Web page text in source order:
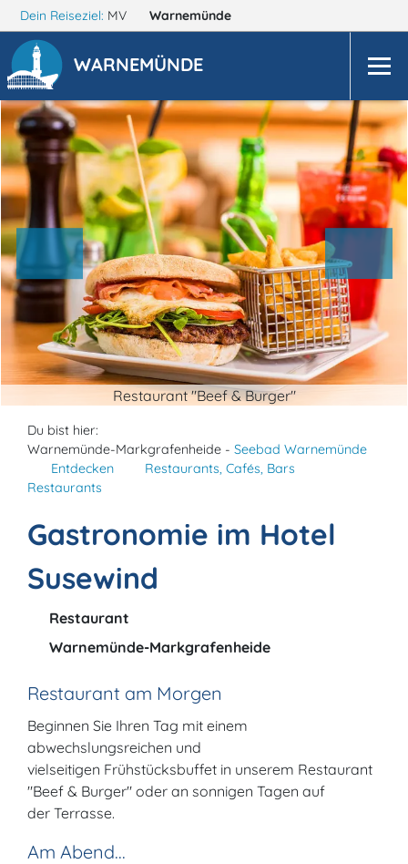
Dein Reiseziel: MV Warnemünde
WARNEMÜNDE
Restaurant "Beef & Burger"
Du bist hier:
Warnemünde-Markgrafenheide - Seebad Warnemünde
Entdecken
Restaurants, Cafés, Bars
Restaurants
Gastronomie im Hotel
Susewind
Restaurant
Warnemünde-Markgrafenheide
Restaurant am Morgen
Beginnen Sie Ihren Tag mit einem
abwechslungsreichen und
vielseitigen Frühstücksbuffet in unserem Restaurant
"Beef & Burger" oder an sonnigen Tagen auf
der Terrasse.
Am Abend...